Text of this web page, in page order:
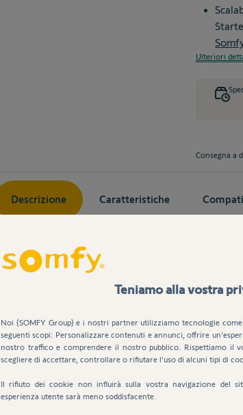
Ulteriori
Consegna a
Descrizione Caratteristiche
Teniamo alla vostra
Noi (SOMFY Group) e i nostri partner utilizziamo tecnologie
seguenti scopi: Personalizzare contenuti e annunci, offrire
nostro traffico e comprendere il nostro pubblico. Rispettiamo il
scegliere di accettare, controllare o rifiutare l'uso di alcuni tipi di
Il rifiuto dei cookie non influirà sulla vostra navigazione del
esperienza utente sarà meno soddisfacente.